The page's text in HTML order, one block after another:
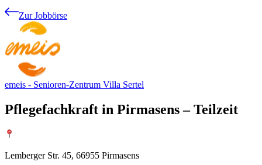
Zur Jobbörse
emeis - Senioren-Zentrum Villa Sertel
Pflegefachkraft in Pirmasens – Teilzeit
Lemberger Str. 45, 66955 Pirmasens